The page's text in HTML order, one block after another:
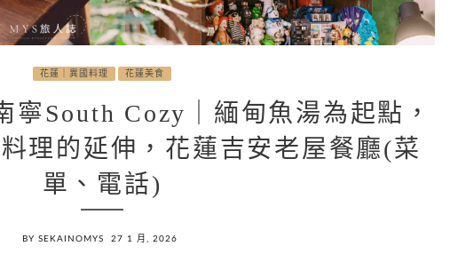
花蓮｜異國料理 花蓮美食
寧South Cozy｜緬甸魚湯為起點，
理的延伸，花蓮吉安老屋餐廳(菜
單、電話)
BY SEKAINOMYS 27 1 月, 2026